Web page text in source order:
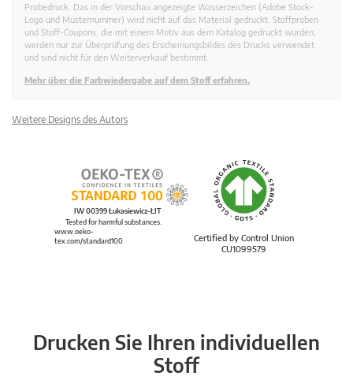
Probedruck. Das in der Vorschau angezeigte Wasserzeichen (Adobe Stock-
Logo und Musternummer) wird nicht auf das Material gedruckt. Stoffproben
und Stoff-Coupons, die mit einem Motiv aus dem Katalog gedruckt wurden,
werden nur zur Überprüfung des Erscheinungsbildes des Drucks verwendet
und sind nicht für den Weiterverkauf bestimmt.
Mehr über die Farbwiedergabe auf dem Stoff erfahren.
Weitere Designs des Autors
Certified by Control Union
CU1099579
IW 00399 Łukasiewicz-ŁIT
Tested for harmful substances.
www.oeko-
tex.com/standard100
Drucken Sie Ihren individuellen
Stoff